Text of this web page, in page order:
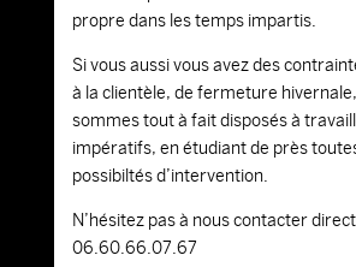
propre dans les temps impartis.
Si vous aussi vous avez des
à la clientèle, de fermeture
sommes tout à fait disposés à
impératifs, en étudiant de près
possibiltés d’intervention.
N’hésitez pas à nous contacter
06.60.66.07.67